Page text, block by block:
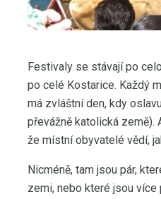
Festivaly se stávají po
po celé Kostarice. Každý
má zvláštní den, kdy
převážně katolická země).
že místní obyvatelé vědí,
Nicméně, tam jsou pár,
zemi, nebo které jsou více